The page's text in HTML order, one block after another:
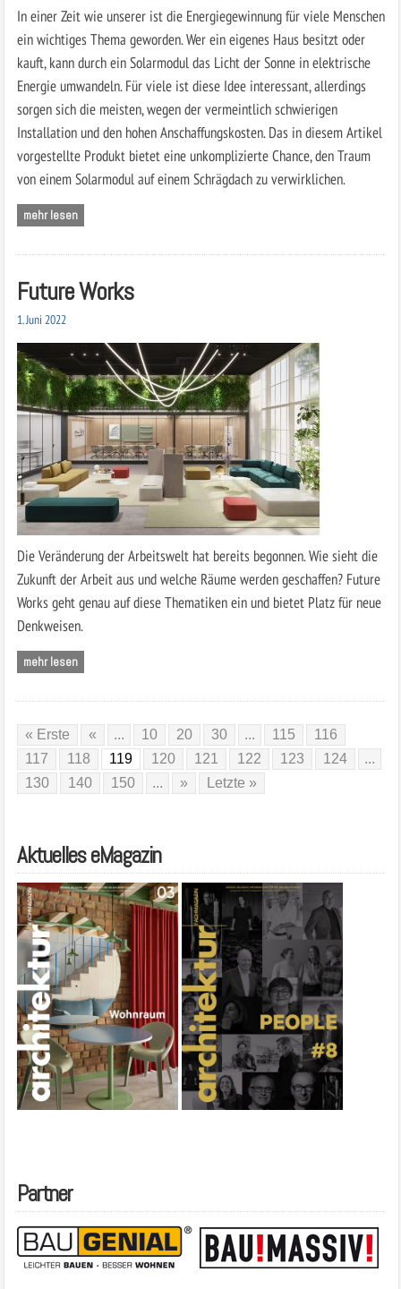
In einer Zeit wie unserer ist die Energiegewinnung für viele Menschen
ein wichtiges Thema geworden. Wer ein eigenes Haus besitzt oder
kauft, kann durch ein Solarmodul das Licht der Sonne in elektrische
Energie umwandeln. Für viele ist diese Idee interessant, allerdings
sorgen sich die meisten, wegen der vermeintlich schwierigen
Installation und den hohen Anschaffungskosten. Das in diesem Artikel
vorgestellte Produkt bietet eine unkomplizierte Chance, den Traum
von einem Solarmodul auf einem Schrägdach zu verwirklichen.
mehr lesen
Future Works
1. Juni 2022
Die Veränderung der Arbeitswelt hat bereits begonnen. Wie sieht die
Zukunft der Arbeit aus und welche Räume werden geschaffen? Future
Works geht genau auf diese Thematiken ein und bietet Platz für neue
Denkweisen.
mehr lesen
« Erste « ... 10 20 30 ... 115
116
117
118 119 120 121 122 123 124
...
130
140 150 ... » Letzte »
Aktuelles eMagazin
Partner